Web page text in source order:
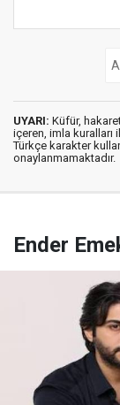
UYARI: Küfür,
içeren, imla kuralları
Türkçe karakter
onaylanmamaktadır.
Ender